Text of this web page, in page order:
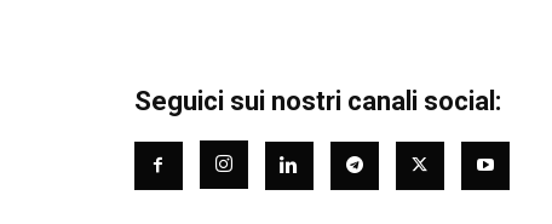
Seguici sui nostri canali social: